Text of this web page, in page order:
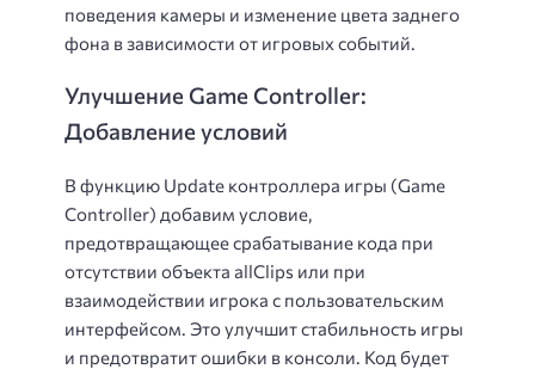
поведения камеры и изменение цвета заднего
фона в зависимости от игровых событий.
Улучшение Game Controller:
Добавление условий
В функцию Update контроллера игры (Game
Controller) добавим условие,
предотвращающее срабатывание кода при
отсутствии объекта allClips или при
взаимодействии игрока с пользовательским
интерфейсом. Это улучшит стабильность игры
и предотвратит ошибки в консоли. Код будет